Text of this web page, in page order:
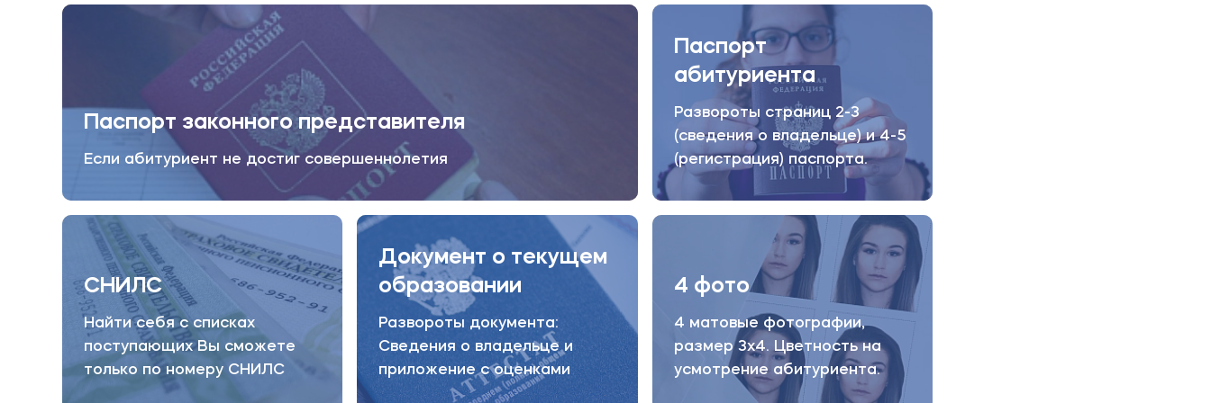
неограниченное поле для творчества позволяет создавать и реализовывать даже свои авторские и уникальные
спортивный сектор: ежегодно на базе вуза проходят соревнования по волейболу, баскетболу, мини-футболу,
настольному теннису, где студенты проявляют свои спортивные способности;
медиадеятельность: для желающих развиваться в творческой и медийной направленности в вузе открыты курсы
радиоведущего, актерского мастерства и журналистики, где студенты могут не только с пользой провести
время, но и получить колоссальный опыт работы в медиапространстве.
В социальных сетях рассказываем о мероприятиях больше. Подпишитесь на наши официальные каналы:
группаВКонтактеиТелеграм.
Паспорт законного представителя
Если абитуриент не достиг совершеннолетия
Паспорт
абитуриента
Развороты страниц 2-3
(сведения о владельце) и 4-5
(регистрация) паспорта.
СНИЛС
Найти себя с списках
поступающих Вы сможете
только по номеру СНИЛС
Документ о текущем
образовании
Развороты документа:
Сведения о владельце и
приложение с оценками
4 фото
4 матовые фотографии,
размер 3х4. Цветность на
усмотрение абитуриента.